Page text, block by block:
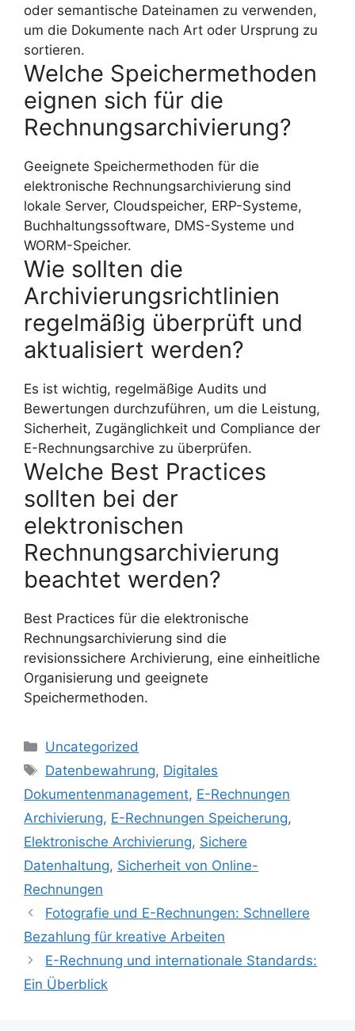
oder semantische Dateinamen zu verwenden,
um die Dokumente nach Art oder Ursprung zu
sortieren.
Welche Speichermethoden
eignen sich für die
Rechnungsarchivierung?
Geeignete Speichermethoden für die
elektronische Rechnungsarchivierung sind
lokale Server, Cloudspeicher, ERP-Systeme,
Buchhaltungssoftware, DMS-Systeme und
WORM-Speicher.
Wie sollten die
Archivierungsrichtlinien
regelmäßig überprüft und
aktualisiert werden?
Es ist wichtig, regelmäßige Audits und
Bewertungen durchzuführen, um die Leistung,
Sicherheit, Zugänglichkeit und Compliance der
E-Rechnungsarchive zu überprüfen.
Welche Best Practices
sollten bei der
elektronischen
Rechnungsarchivierung
beachtet werden?
Best Practices für die elektronische
Rechnungsarchivierung sind die
revisionssichere Archivierung, eine einheitliche
Organisierung und geeignete
Speichermethoden.
Kategorien
Uncategorized
Schlagwörter
Datenbewahrung, Digitales
Dokumentenmanagement, E-Rechnungen
Archivierung, E-Rechnungen Speicherung,
Elektronische Archivierung, Sichere
Datenhaltung, Sicherheit von Online-
Rechnungen
Fotografie und E-Rechnungen: Schnellere
Bezahlung für kreative Arbeiten
E-Rechnung und internationale Standards:
Ein Überblick